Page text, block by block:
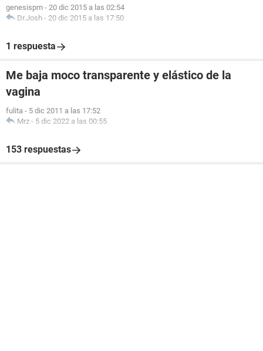
genesispm - 20 dic 2015 a las 02:54
Dr.Josh - 20 dic 2015 a las 17:50
1 respuesta
Me baja moco transparente y elástico de la
vagina
fulita - 5 dic 2011 a las 17:52
Mrz - 5 dic 2022 a las 00:55
153 respuestas